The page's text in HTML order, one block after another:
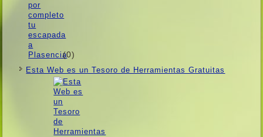
(0)
Esta Web es un Tesoro de Herramientas Gratuitas